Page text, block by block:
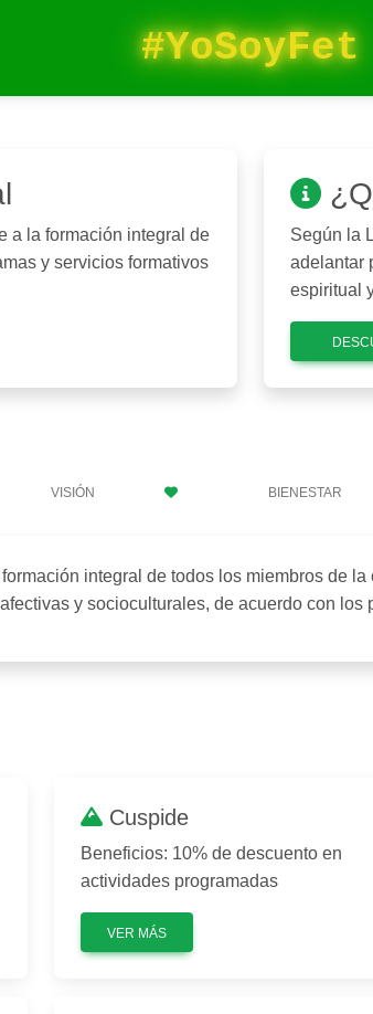
#YoSoyFet
a la formación integral de
y servicios formativos
Según la
adelantar
espiritual
VISIÓN BIENESTAR
integral de todos los miembros de
y socioculturales, de acuerdo con
Cuspide
Beneficios: 10% de descuento en
actividades programadas
VER MÁS